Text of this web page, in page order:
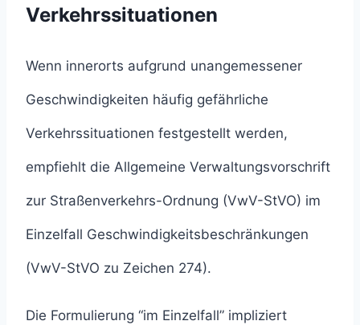
Verkehrssituationen
Wenn innerorts aufgrund unangemessener
Geschwindigkeiten häufig gefährliche
Verkehrssituationen festgestellt werden,
empfiehlt die Allgemeine Verwaltungsvorschrift
zur Straßenverkehrs-Ordnung (VwV-StVO) im
Einzelfall Geschwindigkeitsbeschränkungen
(VwV-StVO zu Zeichen 274).
Die Formulierung “im Einzelfall” impliziert